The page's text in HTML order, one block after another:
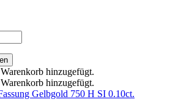
hinzugefügt.
hinzugefügt.